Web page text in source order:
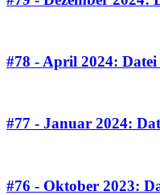
#78 - April 2024: Datei
#77 - Januar 2024:
#76 - Oktober 2023: